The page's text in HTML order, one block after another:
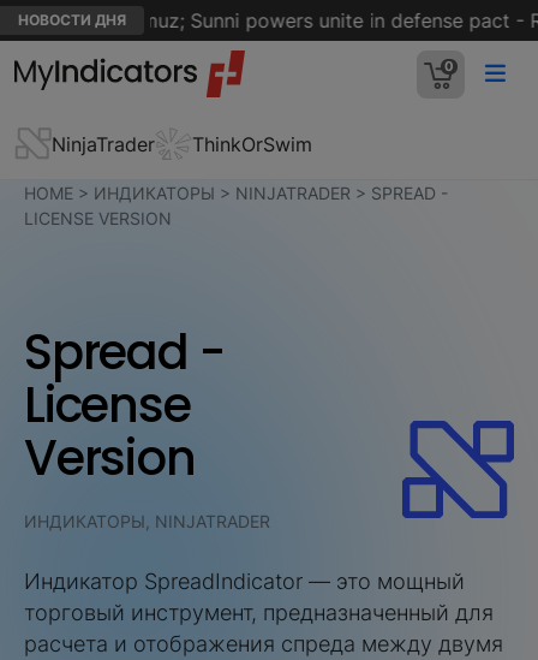
НОВОСТИ ДНЯ
of Hormuz; Sunni powers unite in defense pact -
0
NinjaTrader ThinkOrSwim
HOME > ИНДИКАТОРЫ > NINJATRADER > SPREAD -
LICENSE VERSION
Spread -
License
Version
ИНДИКАТОРЫ, NINJATRADER
Индикатор SpreadIndicator — это мощный
торговый инструмент, предназначенный для
расчета и отображения спреда между двумя